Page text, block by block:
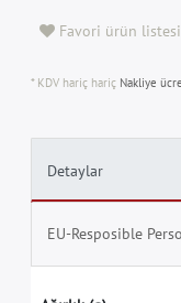
Favori ürün listesi
* KDV hariç hariç Nakliye
Detaylar
EU-Resposible